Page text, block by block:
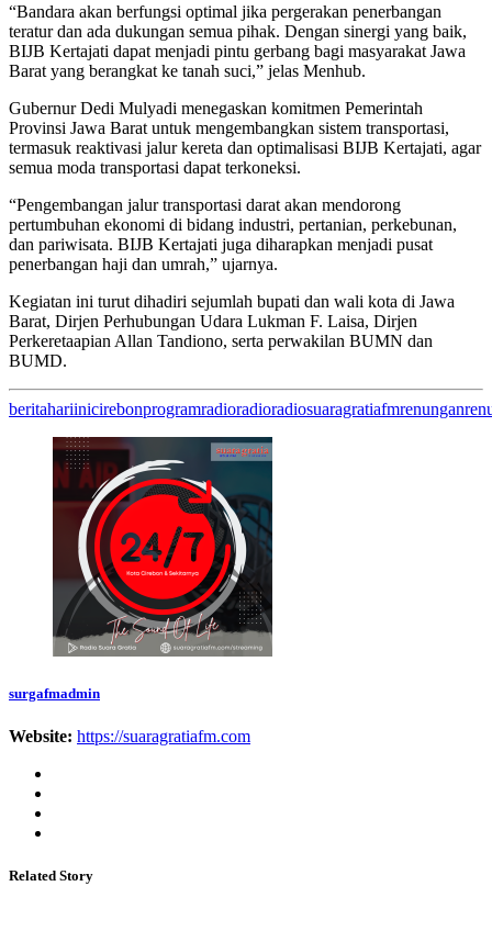
“Bandara akan berfungsi optimal jika pergerakan penerbangan
teratur dan ada dukungan semua pihak. Dengan sinergi yang baik,
BIJB Kertajati dapat menjadi pintu gerbang bagi masyarakat Jawa
Barat yang berangkat ke tanah suci,” jelas Menhub.
Gubernur Dedi Mulyadi menegaskan komitmen Pemerintah
Provinsi Jawa Barat untuk mengembangkan sistem transportasi,
termasuk reaktivasi jalur kereta dan optimalisasi BIJB Kertajati, agar
semua moda transportasi dapat terkoneksi.
“Pengembangan jalur transportasi darat akan mendorong
pertumbuhan ekonomi di bidang industri, pertanian, perkebunan,
dan pariwisata. BIJB Kertajati juga diharapkan menjadi pusat
penerbangan haji dan umrah,” ujarnya.
Kegiatan ini turut dihadiri sejumlah bupati dan wali kota di Jawa
Barat, Dirjen Perhubungan Udara Lukman F. Laisa, Dirjen
Perkeretaapian Allan Tandiono, serta perwakilan BUMN dan
BUMD.
beritahariinicirebonprogramradioradioradiosuaragratiafmrenungan
surgafmadmin
Website: https://suaragratiafm.com
Related Story